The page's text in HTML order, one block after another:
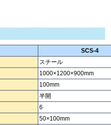
SCS-4
スチール
1000×1200×900mm
100mm
半開
6
50×100mm